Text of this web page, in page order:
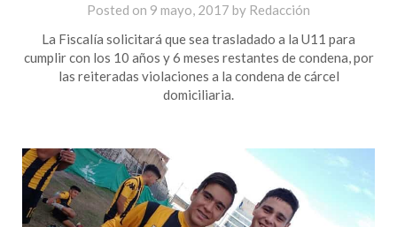
Posted on 9 mayo, 2017 by Redacción
La Fiscalía solicitará que sea trasladado a la U11 para
cumplir con los 10 años y 6 meses restantes de condena, por
las reiteradas violaciones a la condena de cárcel
domiciliaria.